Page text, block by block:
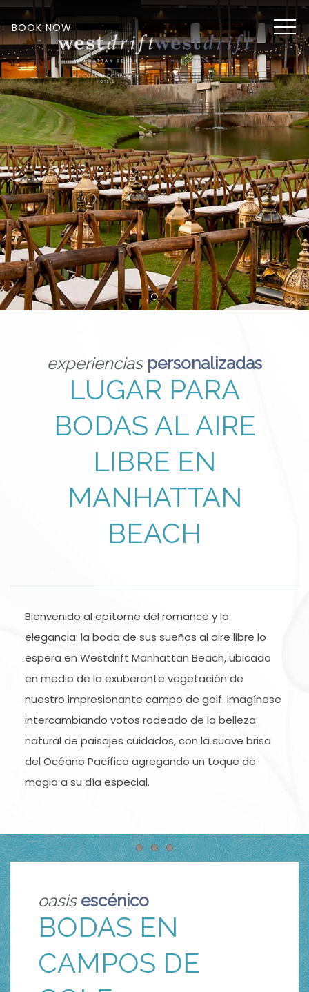
BOOK NOW
Item 1
experiencias personalizadas
LUGAR PARA
BODAS AL AIRE
LIBRE EN
MANHATTAN
BEACH
Bienvenido al epítome del romance y la
elegancia: la boda de sus sueños al aire libre lo
espera en Westdrift Manhattan Beach, ubicado
en medio de la exuberante vegetación de
nuestro impresionante campo de golf. Imagínese
intercambiando votos rodeado de la belleza
natural de paisajes cuidados, con la suave brisa
del Océano Pacífico agregando un toque de
magia a su día especial.
Item 1Item 2Item 3
oasis escénico
BODAS EN
CAMPOS DE